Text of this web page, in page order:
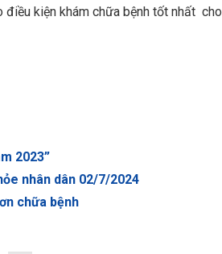
kiện khám chữa bệnh tốt nhất
2023”
nhân dân 02/7/2024
chữa bệnh